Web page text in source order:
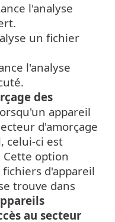
l'analyse
un fichier
l'analyse
des
appareil
d'amorçage
celui-ci est
option
fichiers d'appareil
trouve dans
au secteur